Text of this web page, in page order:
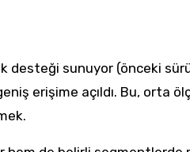
desteği sunuyor (önceki
erişime açıldı. Bu, orta